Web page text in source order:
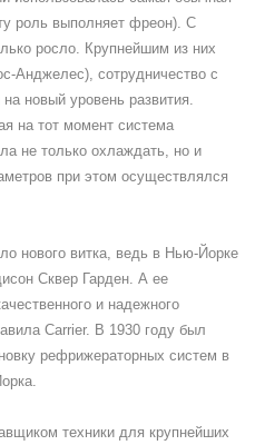
роль выполняет фреон). С
росло. Крупнейшим из них
Анджелес), сотрудничество с
новый уровень развития.
на тот момент система
не только охлаждать, но и
при этом осуществлялся
нового витка, ведь в Нью-Йорке
Сквер Гарден. А ее
и надежного
Carrier. В 1930 году был
рефрижераторных систем в
техники для крупнейших